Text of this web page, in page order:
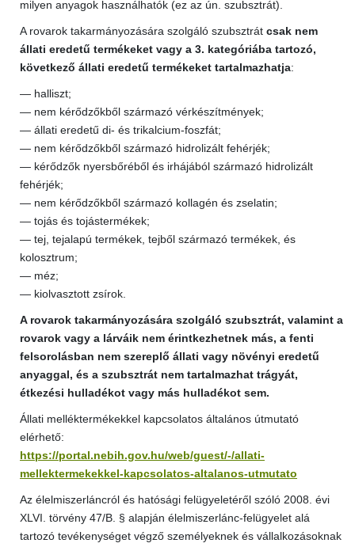
milyen anyagok használhatók (ez az ún. szubsztrát).
A rovarok takarmányozására szolgáló szubsztrát csak nem
állati eredetű termékeket vagy a 3. kategóriába tartozó,
következő állati eredetű termékeket tartalmazhatja:
— halliszt;
— nem kérődzőkből származó vérkészítmények;
— állati eredetű di- és trikalcium-foszfát;
— nem kérődzőkből származó hidrolizált fehérjék;
— kérődzők nyersbőréből és irhájából származó hidrolizált
fehérjék;
— nem kérődzőkből származó kollagén és zselatin;
— tojás és tojástermékek;
— tej, tejalapú termékek, tejből származó termékek, és
kolosztrum;
— méz;
— kiolvasztott zsírok.
A rovarok takarmányozására szolgáló szubsztrát, valamint a
rovarok vagy a lárváik nem érintkezhetnek más, a fenti
felsorolásban nem szereplő állati vagy növényi eredetű
anyaggal, és a szubsztrát nem tartalmazhat trágyát,
étkezési hulladékot vagy más hulladékot sem.
Állati melléktermékekkel kapcsolatos általános útmutató
elérhető:
https://portal.nebih.gov.hu/web/guest/-/allati-
mellektermekekkel-kapcsolatos-altalanos-utmutato
Az élelmiszerláncról és hatósági felügyeletéről szóló 2008. évi
XLVI. törvény 47/B. § alapján élelmiszerlánc-felügyelet alá
tartozó tevékenységet végző személyeknek és vállalkozásoknak